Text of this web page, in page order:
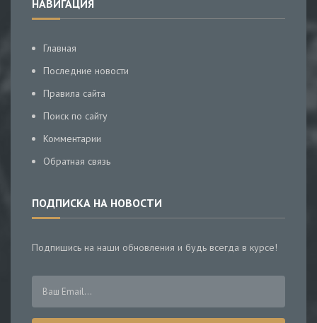
НАВИГАЦИЯ
Главная
Последние новости
Правила сайта
Поиск по сайту
Комментарии
Обратная связь
ПОДПИСКА НА НОВОСТИ
Подпишись на наши обновления и будь всегда в курсе!